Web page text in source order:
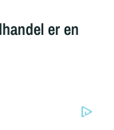
er en